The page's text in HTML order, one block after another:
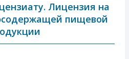
Лицензия на
пищевой